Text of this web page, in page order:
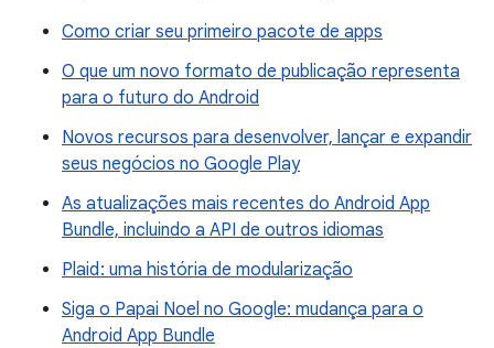
Como criar seu primeiro pacote de apps
O que um novo formato de publicação representa
para o futuro do Android
Novos recursos para desenvolver, lançar e expandir
seus negócios no Google Play
As atualizações mais recentes do Android App
Bundle, incluindo a API de outros idiomas
Plaid : uma história de modularização
Siga o Papai Noel no Google: mudança para o
Android App Bundle